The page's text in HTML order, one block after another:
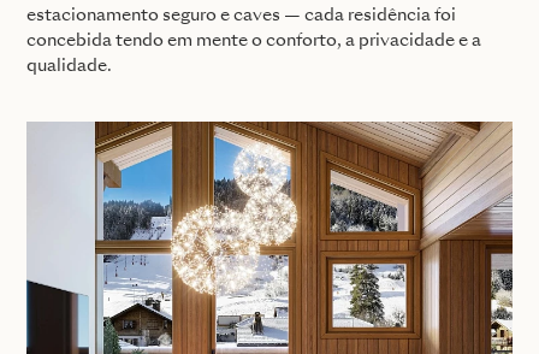
estacionamento seguro e caves — cada residência foi
concebida tendo em mente o conforto, a privacidade e a
qualidade.